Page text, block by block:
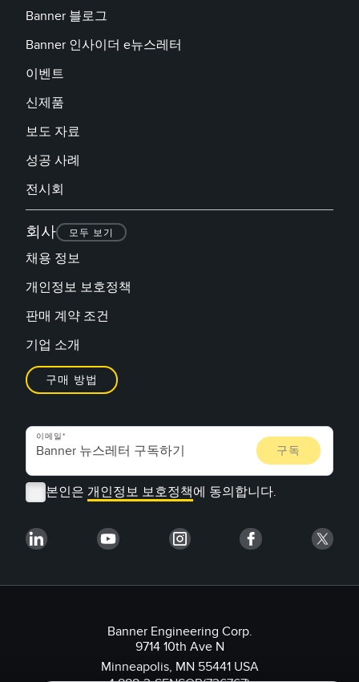
Banner 블로그
Banner 인사이더 e뉴스레터
이벤트
신제품
보도 자료
성공 사례
전시회
회사 모두 보기
채용 정보
개인정보 보호정책
판매 계약 조건
기업 소개
구매 방법
이메일
본인은 개인정보 보호정책에 동의합니다.
Banner Engineering Corp.
9714 10th Ave N
Minneapolis, MN 55441 USA